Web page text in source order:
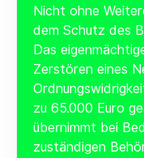
Nicht ohne
dem Schutz des
Das
Zerstören eines
zu 65.000 Euro
übernimmt bei
zuständigen